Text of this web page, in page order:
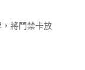
將門禁卡放